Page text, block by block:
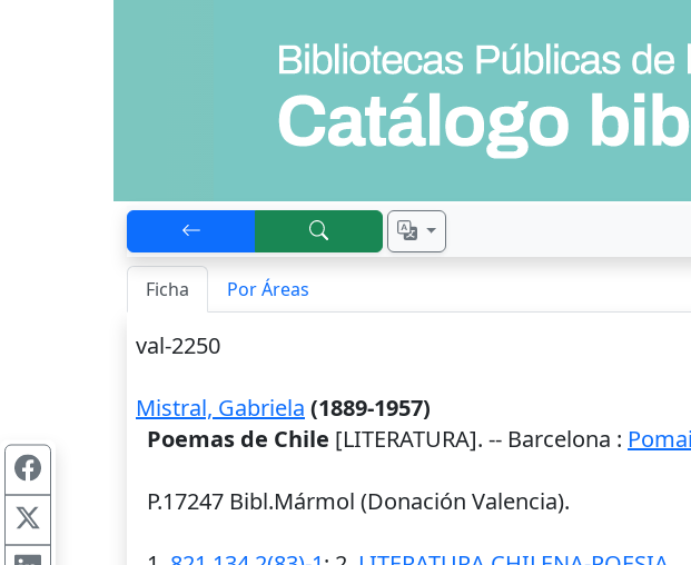
Ficha Por Áreas
val-2250
Mistral, Gabriela (1889-1957)
Poemas de Chile [LITERATURA]. -- Barcelona :
P.17247 Bibl.Mármol (Donación Valencia).